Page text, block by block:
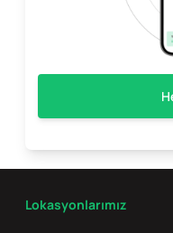
Lokasyonlarımız